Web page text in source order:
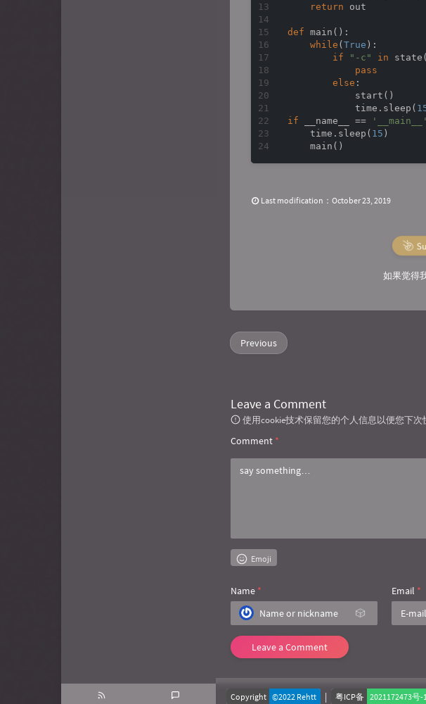
return out
def main ():
while ( True ):
if
"-c" in
pass
else :
            start()
            time.sleep(
if __name__ == '__main__'
    time.sleep(
15
Last modification：October 23, 2019
如果觉得
Previous
Leave a Comment
使用cookie技术保留您的个人信息以便您下
Comment *
Emoji
Name *
🎲
Email *
Leave a Comment
Copyright ©2022 Rehtt | 粤ICP备 2021172473号-